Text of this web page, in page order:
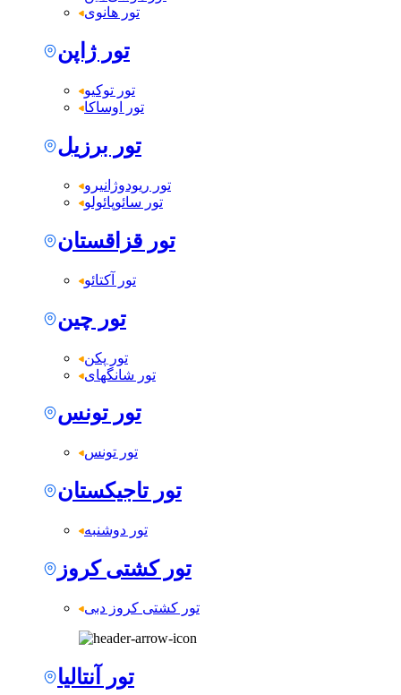
تور هانوی
تور ژاپن
تور توکیو
تور اوساکا
تور برزیل
تور ریودوژانیرو
تور سائوپائولو
تور قزاقستان
تور آکتائو
تور چین
تور پکن
تور شانگهای
تور تونس
تور تونس
تور تاجیکستان
تور دوشنبه
تور کشتی کروز
تور کشتی کروز دبی
تور آنتالیا